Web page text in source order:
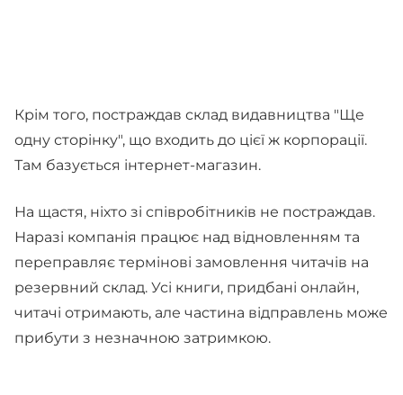
Крім того, постраждав склад видавництва "Ще
одну сторінку", що входить до цієї ж корпорації.
Там базується інтернет-магазин.
На щастя, ніхто зі співробітників не постраждав.
Наразі компанія працює над відновленням та
переправляє термінові замовлення читачів на
резервний склад. Усі книги, придбані онлайн,
читачі отримають, але частина відправлень може
прибути з незначною затримкою.